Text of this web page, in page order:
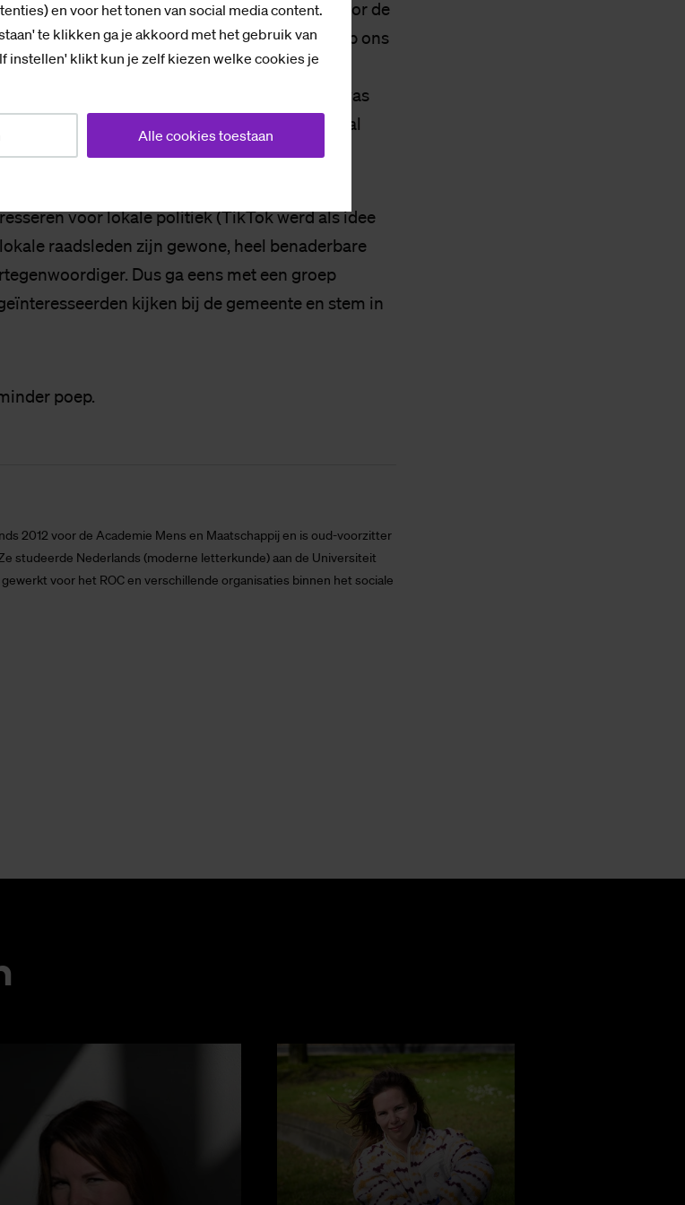
en voor het tonen van social media content.
te klikken ga je akkoord met het gebruik van
instellen' klikt kun je zelf kiezen welke cookies je
Alle cookies toestaan
waarom is er eigenlijk zoveel reclame voor de
terwijl de gemeente veel meer invloed op ons
De opkomst bij de laatste landelijke
gemeenteraadsverkiezingen 51% en dit was
wijken liggen die cijfers op 9% en vooral
voor lokale politiek (TikTok werd als idee
raadsleden zijn gewone, heel benaderbare
Dus ga eens met een groep
kijken bij de gemeente en stem in
poep.
2012 voor de Academie Mens en Maatschappij en is oud-voorzitter
studeerde Nederlands (moderne letterkunde) aan de Universiteit
voor het ROC en verschillende organisaties binnen het sociale